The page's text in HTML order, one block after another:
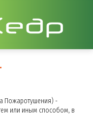
Пожаротушения) -
или иным способом, в